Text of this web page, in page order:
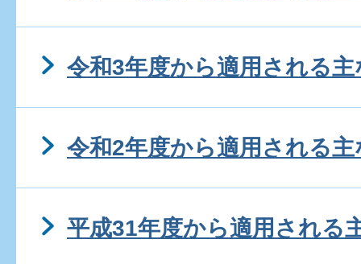
令和3年度から適用される主
令和2年度から適用される主
平成31年度から適用される